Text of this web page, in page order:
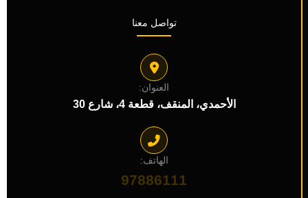
تواصل معنا
العنوان:
الأحمدي، المنقف، قطعة 4، شارع 30
الهاتف:
97886111